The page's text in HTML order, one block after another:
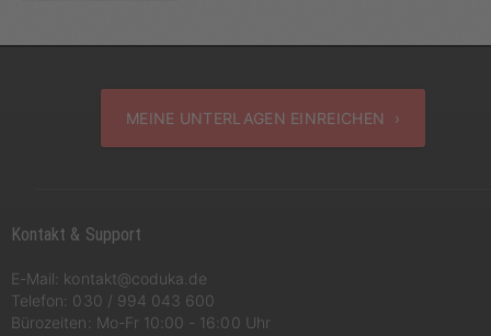
MEINE UNTERLAGEN EINREICHEN ›
Kontakt & Support
E-Mail: kontakt@coduka.de
Telefon: 030 / 994 043 600
Bürozeiten: Mo-Fr 10:00 - 16:00 Uhr